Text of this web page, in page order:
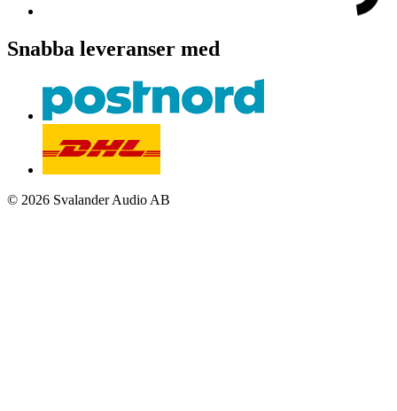
Snabba leveranser med
© 2026 Svalander Audio AB